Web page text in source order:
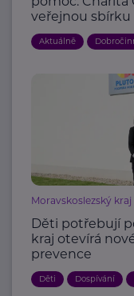
veřejnou sbírku
Aktuálně
Moravskoslezský kraj
Děti potřebují
kraj otevírá
prevence
Děti Dospívání